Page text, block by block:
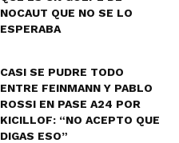
NOCAUT QUE NO SE LO
ESPERABA
CASI SE PUDRE TODO
ENTRE FEINMANN Y PABLO
ROSSI EN PASE A24 POR
KICILLOF: “NO ACEPTO QUE
DIGAS ESO”